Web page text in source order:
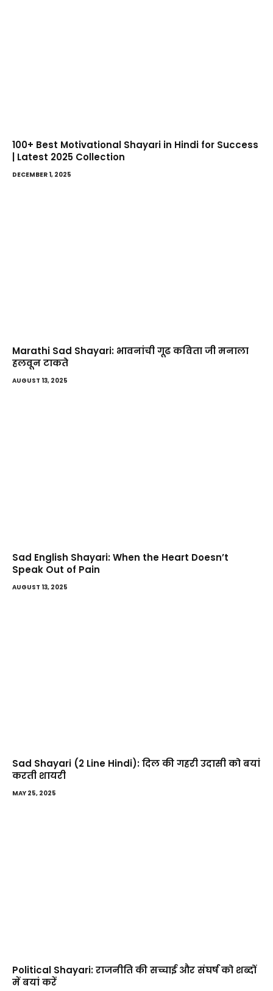
100+ Best Motivational Shayari in Hindi for Success
| Latest 2025 Collection
DECEMBER 1, 2025
Marathi Sad Shayari: भावनांची गूढ कविता जी मनाला
हलवून टाकते
AUGUST 13, 2025
Sad English Shayari: When the Heart Doesn’t
Speak Out of Pain
AUGUST 13, 2025
Sad Shayari (2 Line Hindi): दिल की गहरी उदासी को बयां
करती शायरी
MAY 25, 2025
Political Shayari: राजनीति की सच्चाई और संघर्ष को शब्दों
में बयां करें